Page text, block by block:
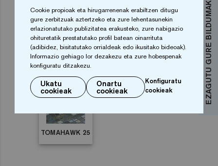
Ezarri es una colección que mezcla diferentes
mosaicos, con texturas, brillos y efectos
diferentes. Una selección que aporta una gran
belleza, elegancia y distinción a todos los proyectos.
TOMAHAWK 25
EZAGUTU GURE BILDUMAK
Cookie propioak eta hirugarrenenak erabiltzen ditugu
gure zerbitzuak aztertzeko eta zure lehentasunekin
erlazionatutako publizitatea erakusteko, zure nabigazio
ohituretatik prestatutako profil batean oinarrituta
(adibidez, bisitatutako orrialdeak edo ikusitako bideoak).
Informazio gehiago lor dezakezu eta zure hobespenak
konfiguratu ditzakezu.
Ukatu
cookieak
Onartu
cookieak
Konfiguratu
cookieak